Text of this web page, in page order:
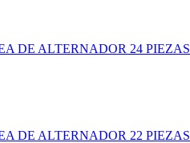
DE ALTERNADOR 24 PIEZAS
DE ALTERNADOR 22 PIEZAS